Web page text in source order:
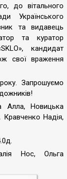
до вітального
Українського
та видавець
та куратор
кандидат
свої враження
Запрошуємо
Алла, Новицька
Надія,
Нос, Ольга